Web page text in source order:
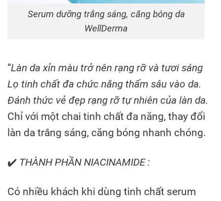
Serum dưỡng trắng sáng, căng bóng da
WellDerma
“Làn da xỉn màu trở nên rạng rỡ và tươi sáng
Lọ tinh chất đa chức năng thấm sâu vào da.
Đánh thức vẻ đẹp rạng rỡ tự nhiên của làn da.
Chỉ với một chai tinh chất đa năng, thay đổi
làn da trắng sáng, căng bóng nhanh chóng.
✔️ THÀNH PHẦN NIACINAMIDE :
Có nhiều khách khi dùng tinh chất serum